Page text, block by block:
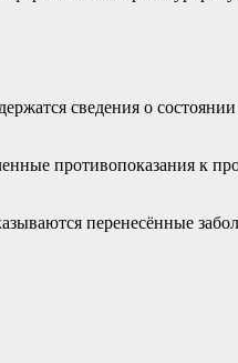
сведения о
противопоказания к
перенесённые